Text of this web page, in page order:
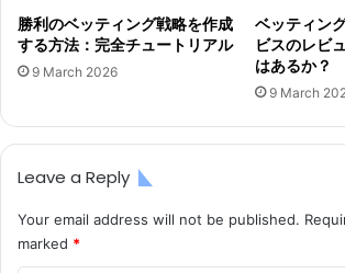
勝利のベッティング戦略を作成
する方法：完全チュートリアル
9 March 2026
ベッティン
ビスのレビ
はあるか？
9 March
Leave a Reply
Your email address will not be published.
marked *